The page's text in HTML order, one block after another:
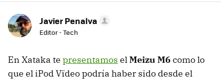
Javier Penalva
Editor - Tech
En Xataka te presentamos elMeizu M6 como lo
que el iPod Vïdeo podría haber sido desde el